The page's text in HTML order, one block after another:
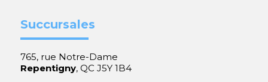
Succursales
765, rue Notre-Dame
Repentigny, QC J5Y 1B4